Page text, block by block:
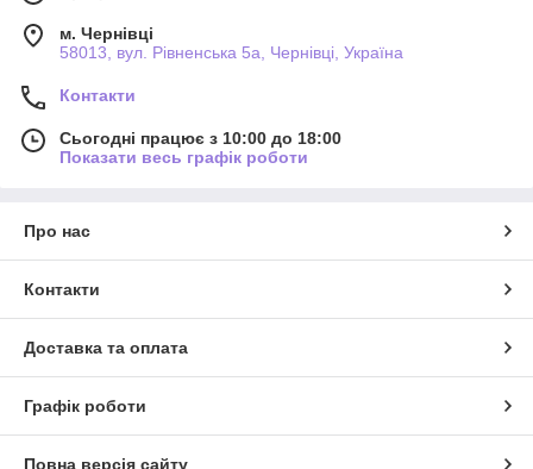
м. Чернівці
58013, вул. Рівненська 5а, Чернівці, Україна
Контакти
Сьогодні працює з 10:00 до 18:00
Показати весь графік роботи
Про нас
Контакти
Доставка та оплата
Графік роботи
Повна версія сайту